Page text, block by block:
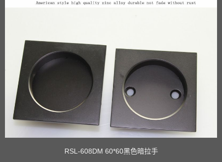
RSL-608DM 60*60黑色暗拉手